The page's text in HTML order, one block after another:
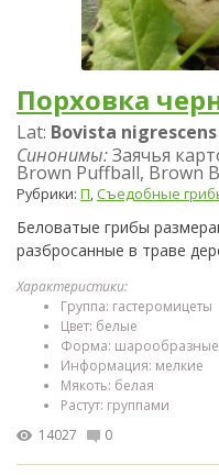
Порховка
Lat: Bovista nigrescens
Синонимы:Заячья
Brown Puffball, Brown
Рубрики: П, Съедобные
Беловатые грибы
разбросанные в траве
Характеристики:
Группа: гастеромицеты
Цвет: белые
Форма: шарообразные
Информация: мелкие
Мякоть: белая
Растут: группами
14027
0